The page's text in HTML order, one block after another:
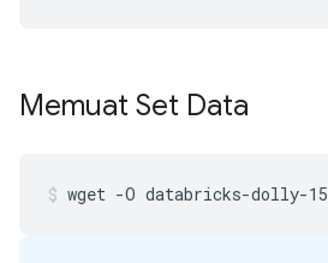
Memuat Set Data
wget -O databricks-dolly-